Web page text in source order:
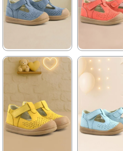
%42İndirim
Ücretsiz
%42İndirim
★ ★ ★ ★ ★
1.399,90 ₺
2.399,90 ₺
%42İndirim
Ücretsiz
Kargo
★
%42İndirim